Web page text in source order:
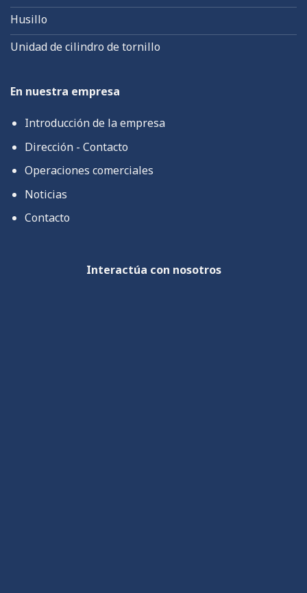
Husillo
Unidad de cilindro de tornillo
En nuestra empresa
Introducción de la empresa
Dirección - Contacto
Operaciones comerciales
Noticias
Contacto
Interactúa con nosotros